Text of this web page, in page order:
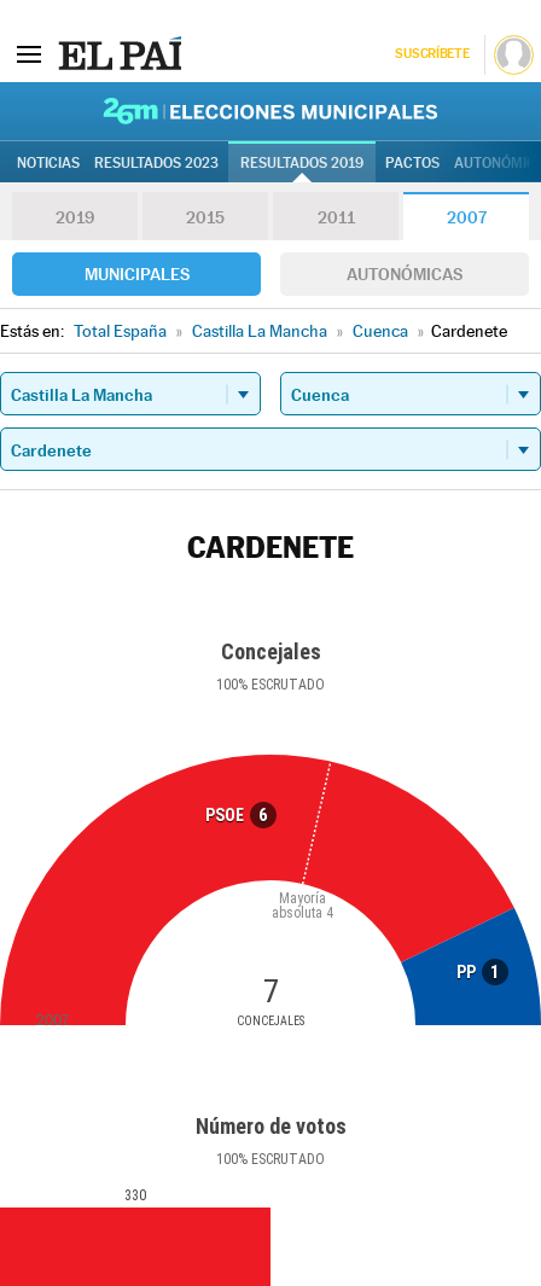
SUSCRÍBETE
NOTICIAS RESULTADOS 2023 RESULTADOS 2019 PACTOS
2019 2015 2011 2007
MUNICIPALES AUTONÓMICAS
Estás en: Total España » Castilla La Mancha » Cuenca » Cardenete
CARDENETE
Concejales
100% ESCRUTADO
PSOE 6
PP 1
7
CONCEJALES
Mayoría
absoluta 4
2007
Número de votos
100% ESCRUTADO
330